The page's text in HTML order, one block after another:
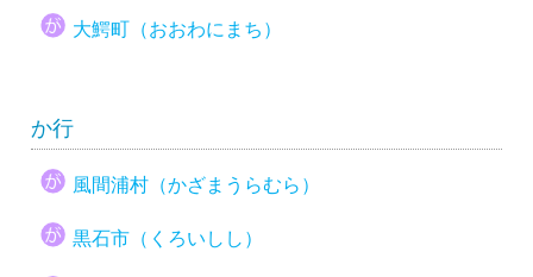
大鰐町（おおわにまち）
か行
風間浦村（かざまうらむら）
黒石市（くろいしし）